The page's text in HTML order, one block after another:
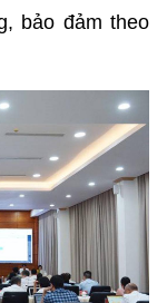
bảo đảm theo